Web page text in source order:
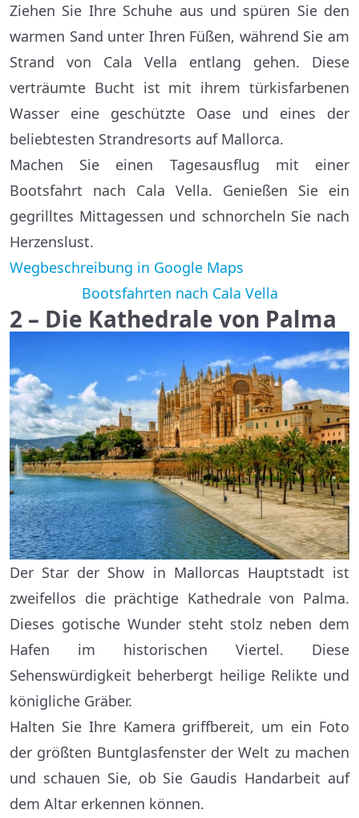
Ziehen Sie Ihre Schuhe aus und spüren Sie den
warmen Sand unter Ihren Füßen, während Sie am
Strand von Cala Vella entlang gehen. Diese
verträumte Bucht ist mit ihrem türkisfarbenen
Wasser eine geschützte Oase und eines der
beliebtesten Strandresorts auf Mallorca.
Machen Sie einen Tagesausflug mit einer
Bootsfahrt nach Cala Vella. Genießen Sie ein
gegrilltes Mittagessen und schnorcheln Sie nach
Herzenslust.
Wegbeschreibung in Google Maps
Bootsfahrten nach Cala Vella
2 – Die Kathedrale von Palma
Der Star der Show in Mallorcas Hauptstadt ist
zweifellos die prächtige Kathedrale von Palma.
Dieses gotische Wunder steht stolz neben dem
Hafen im historischen Viertel. Diese
Sehenswürdigkeit beherbergt heilige Relikte und
königliche Gräber.
Halten Sie Ihre Kamera griffbereit, um ein Foto
der größten Buntglasfenster der Welt zu machen
und schauen Sie, ob Sie Gaudis Handarbeit auf
dem Altar erkennen können.